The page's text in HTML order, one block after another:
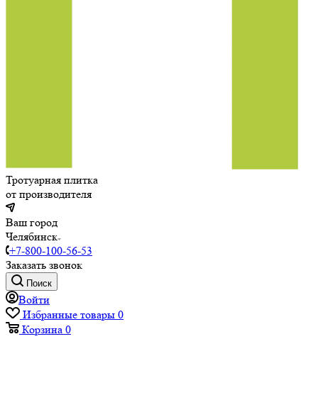
Тротуарная плитка
от производителя
Ваш город
Челябинск
+7-800-100-56-53
Заказать звонок
Поиск
Войти
Избранные товары 0
Корзина 0